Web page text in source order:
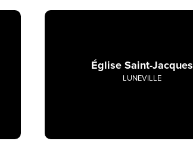
Église Saint-Jacques
LUNEVILLE